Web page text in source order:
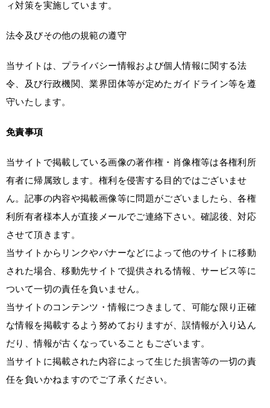
ィ対策を実施しています。
法令及びその他の規範の遵守
当サイトは、プライバシー情報および個人情報に関する法
令、及び行政機関、業界団体等が定めたガイドライン等を遵
守いたします。
免責事項
当サイトで掲載している画像の著作権・肖像権等は各権利所
有者に帰属致します。権利を侵害する目的ではございませ
ん。記事の内容や掲載画像等に問題がございましたら、各権
利所有者様本人が直接メールでご連絡下さい。確認後、対応
させて頂きます。
当サイトからリンクやバナーなどによって他のサイトに移動
された場合、移動先サイトで提供される情報、サービス等に
ついて一切の責任を負いません。
当サイトのコンテンツ・情報につきまして、可能な限り正確
な情報を掲載するよう努めておりますが、誤情報が入り込ん
だり、情報が古くなっていることもございます。
当サイトに掲載された内容によって生じた損害等の一切の責
任を負いかねますのでご了承ください。